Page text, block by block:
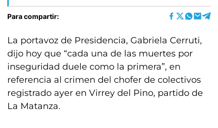
Para compartir:
La portavoz de Presidencia, Gabriela Cerruti,
dijo hoy que “cada una de las muertes por
inseguridad duele como la primera”, en
referencia al crimen del chofer de colectivos
registrado ayer en Virrey del Pino, partido de
La Matanza.